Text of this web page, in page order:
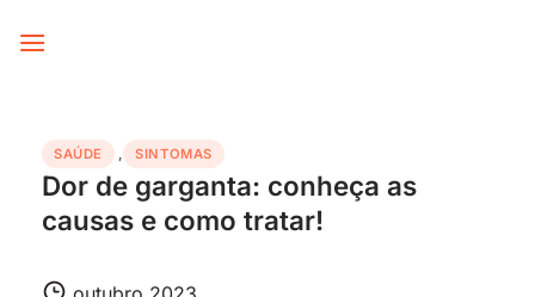
SAÚDE , SINTOMAS
Dor de garganta: conheça as
causas e como tratar!